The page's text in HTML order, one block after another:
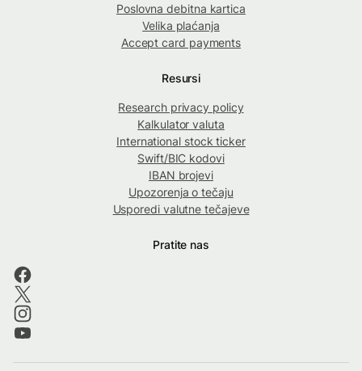
Poslovna debitna kartica
Velika plaćanja
Accept card payments
Resursi
Research privacy policy
Kalkulator valuta
International stock ticker
Swift/BIC kodovi
IBAN brojevi
Upozorenja o tečaju
Usporedi valutne tečajeve
Pratite nas